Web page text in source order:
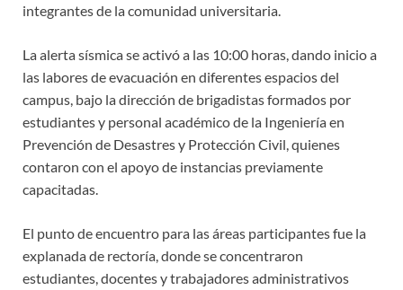
integrantes de la comunidad universitaria.
La alerta sísmica se activó a las 10:00 horas, dando inicio a
las labores de evacuación en diferentes espacios del
campus, bajo la dirección de brigadistas formados por
estudiantes y personal académico de la Ingeniería en
Prevención de Desastres y Protección Civil, quienes
contaron con el apoyo de instancias previamente
capacitadas.
El punto de encuentro para las áreas participantes fue la
explanada de rectoría, donde se concentraron
estudiantes, docentes y trabajadores administrativos